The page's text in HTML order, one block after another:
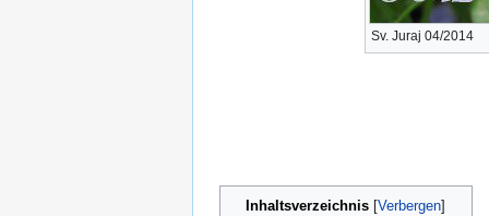
Sv. Juraj 04/2014
Inhaltsverzeichnis